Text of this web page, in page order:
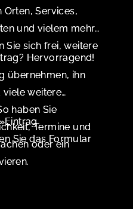
Services,
und vielem mehr
Sie sich frei, weitere
Hervorragend!
übernehmen, ihn
viele weitere
haben Sie
Termine und
oder ein
Sie das Formular